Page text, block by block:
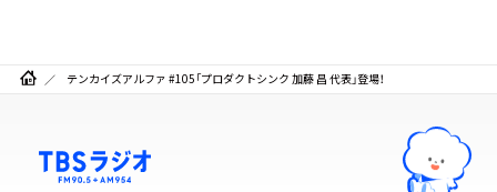
テンカイズアルファ #105「プロダクトシンク 加藤 昌 代表」登場！